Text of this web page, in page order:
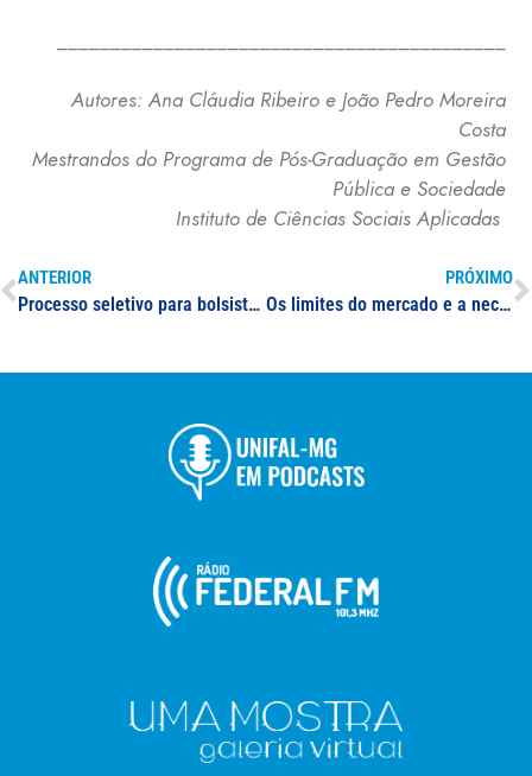
Autores: Ana Cláudia Ribeiro e João Pedro Moreira
Costa
Mestrandos do Programa de Pós-Graduação em Gestão
Pública e Sociedade
Instituto de Ciências Sociais Aplicadas
ANTERIOR
Processo seletivo para bolsistas de Extensão
PRÓXIMO
Os limites do mercado e a necessidade de atuação do Estado no enfrentamento da crise